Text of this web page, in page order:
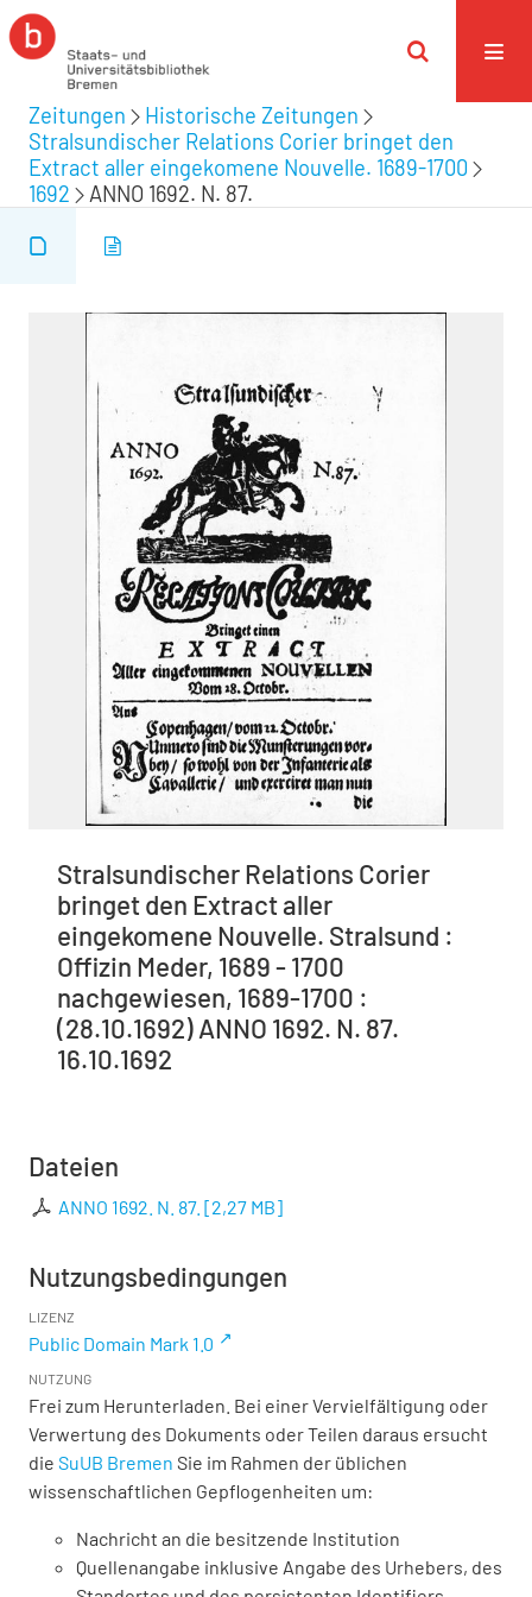
Zeitungen
Historische Zeitungen
Stralsundischer Relations Corier bringet den
Extract aller eingekomene Nouvelle. 1689-1700
1692
ANNO 1692. N. 87.
Stralsundischer Relations Corier
bringet den Extract aller
eingekomene Nouvelle. Stralsund :
Offizin Meder, 1689 - 1700
nachgewiesen, 1689-1700 :
(28.10.1692) ANNO 1692. N. 87.
16.10.1692
Dateien
ANNO 1692. N. 87. [2,27 MB]
Nutzungsbedingungen
LIZENZ
Public Domain Mark 1.0
NUTZUNG
Frei zum Herunterladen. Bei einer Vervielfältigung oder
Verwertung des Dokuments oder Teilen daraus ersucht
die SuUB Bremen Sie im Rahmen der üblichen
wissenschaftlichen Gepflogenheiten um:
Nachricht an die besitzende Institution
Quellenangabe inklusive Angabe des Urhebers, des